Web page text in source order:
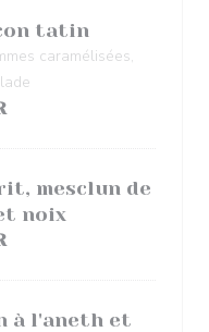
tatin
caramélisées,
mesclun de
noix
à l'aneth et